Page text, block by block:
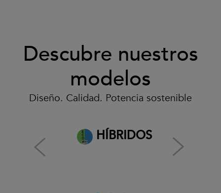
Descubre nuestros
modelos
Diseño. Calidad. Potencia sostenible
HÍBRIDOS